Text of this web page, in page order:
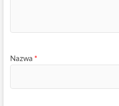
Nazwa *